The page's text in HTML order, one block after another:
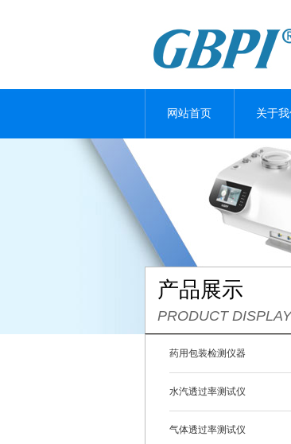
网站首页 关于我
产品展示
PRODUCT DISPLAY
药用包装检测仪器
水汽透过率测试仪
气体透过率测试仪